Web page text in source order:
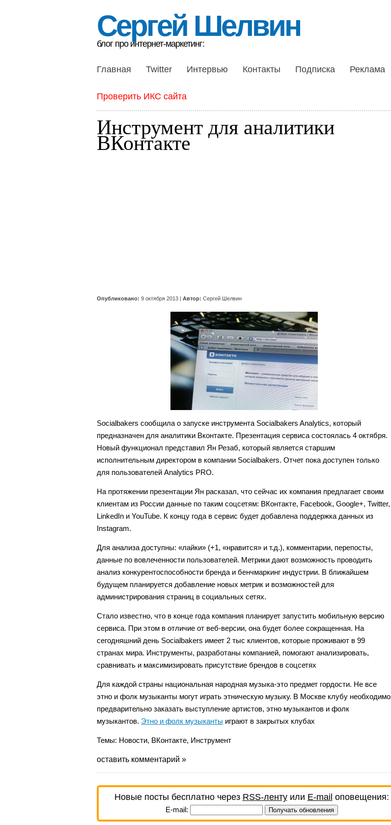
Сергей Шелвин
блог про интернет-маркетинг:
Главная Twitter Интервью Контакты Подписка Реклама
Проверить ИКС сайта
Инструмент для аналитики
ВКонтакте
Опубликовано: 9 октября 2013 | Автор: Сергей Шелвин
Socialbakers сообщила о запуске инструмента Socialbakers Analytics, который
предназначен для аналитики Вконтакте. Презентация сервиса состоялась 4 октября.
Новый функционал представил Ян Резаб, который является старшим
исполнительным директором в компании Socialbakers. Отчет пока доступен только
для пользователей Analytics PRO.
На протяжении презентации Ян расказал, что сейчас их компания предлагает своим
клиентам из России данные по таким соцсетям: ВКонтакте, Facebook, Google+, Twitter,
LinkedIn и YouTube. К концу года в сервис будет добавлена поддержка данных из
Instagram.
Для анализа доступны: «лайки» (+1, «нравится» и т.д.), комментарии, перепосты,
данные по вовлеченности пользователей. Метрики дают возможность проводить
анализ конкурентоспособности бренда и бенчмаркинг индустрии. В ближайшем
будущем планируется добавление новых метрик и возможностей для
администрирования страниц в социальных сетях.
Стало известно, что в конце года компания планирует запустить мобильную версию
сервиса. При этом в отличие от веб-версии, она будет более сокращенная. На
сегодняшний день Socialbakers имеет 2 тыс клиентов, которые проживают в 99
странах мира. Инструменты, разработаны компанией, помогают анализировать,
сравнивать и максимизировать присутствие брендов в соцсетях
Для каждой страны национальная народная музыка-это предмет гордости. Не все
этно и фолк музыканты могут играть этническую музыку. В Москве клубу необходимо
предварительно заказать выступление артистов, этно музыкантов и фолк
музыкантов. Этно и фолк музыканты играют в закрытых клубах
Темы: Новости, ВКонтакте, Инструмент
оставить комментарий »
Новые посты бесплатно через RSS-лентуили E-mail оповещения:
E-mail: